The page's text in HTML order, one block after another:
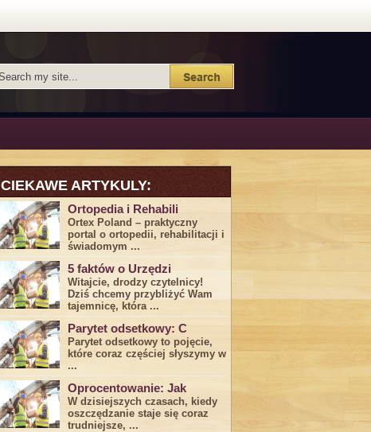
CIEKAWE ARTYKULY:
Ortopedia i Rehabili
Ortex Poland – praktyczny
portal o ortopedii, rehabilitacji i
świadomym ...
5 faktów o Urzędzi
Witajcie, drodzy czytelnicy!
Dziś chcemy przybliżyć ⁣Wam ​
tajemnicę,⁤ która ...
Parytet odsetkowy: C
Parytet odsetkowy to pojęcie,
które coraz częściej słyszymy w
...
Oprocentowanie: Jak
W dzisiejszych czasach, kiedy
‍oszczędzanie​ staje się coraz
trudniejsze,⁣ ...